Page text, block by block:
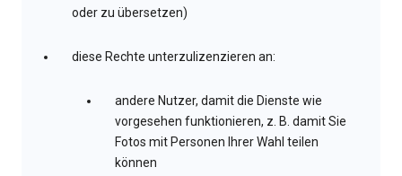
oder zu übersetzen)
diese Rechte unterzulizenzieren an:
andere Nutzer, damit die Dienste wie
vorgesehen funktionieren, z. B. damit Sie
Fotos mit Personen Ihrer Wahl teilen
können